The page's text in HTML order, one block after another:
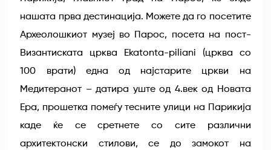
нашата прва дестинација. Можете да го посетите
Археолошкиот музеј во Парос, посета на пост-
Византиската црква Ekatonta-piliani (црква со
100 врати) една од најстарите цркви на
Медитеранот – датира уште од 4.век од Новата
Ера, прошетка помеѓу тесните улици на Парикија
каде ќе се сретнете со сите различни
архитектонски стилови, се до замокот на